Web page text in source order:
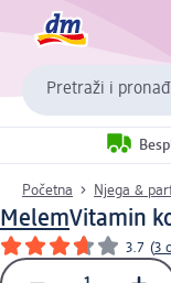
Pretraži i
Početna Njega &
MelemVitamin
3.7 (3